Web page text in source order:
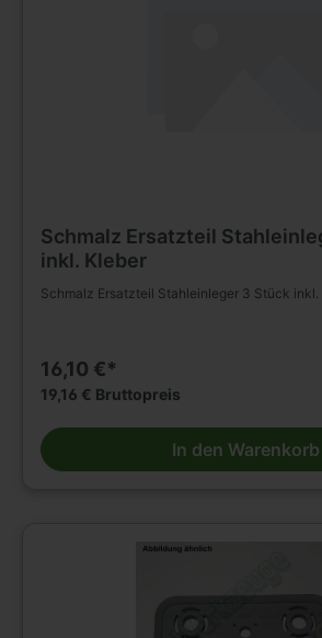
Schmalz Ersatzteil
inkl. Kleber
Schmalz Ersatzteil Stahleinleger 3 Stück inkl.
16,10 €*
19,16 € Bruttopreis
In den Warenkorb